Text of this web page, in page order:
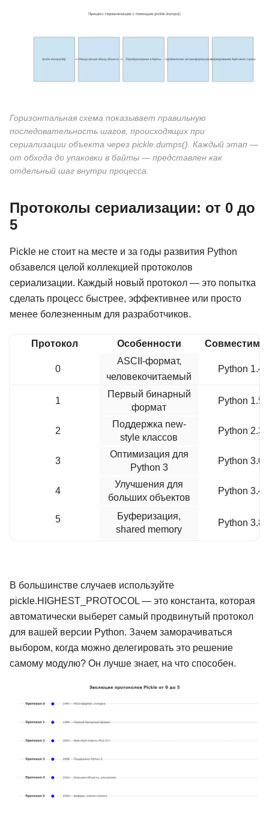
Горизонтальная схема показывает правильную
последовательность шагов, происходящих при
сериализации объекта через pickle.dumps(). Каждый этап —
от обхода до упаковки в байты — представлен как
отдельный шаг внутри процесса.
Протоколы сериализации: от 0 до
5
Pickle не стоит на месте и за годы развития Python
обзавелся целой коллекцией протоколов
сериализации. Каждый новый протокол — это попытка
сделать процесс быстрее, эффективнее или просто
менее болезненным для разработчиков.
Протокол Особенности
0
ASCII-формат,
человекочитаемый
Python 1.4+
1
Первый бинарный
формат
Python 1.5+
2
Поддержка new-
style классов
Python 2.3+
3
Оптимизация для
Python 3
Python 3.0+
4
Улучшения для
больших объектов
Python 3.4+
5
Буферизация,
shared memory
Python 3.8+
В большинстве случаев используйте
pickle.HIGHEST_PROTOCOL — это константа, которая
автоматически выберет самый продвинутый протокол
для вашей версии Python. Зачем заморачиваться
выбором, когда можно делегировать это решение
самому модулю? Он лучше знает, на что способен.